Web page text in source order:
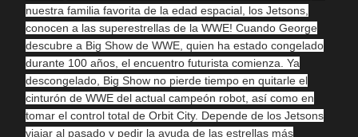
nuestra familia favorita de la edad espacial, los Jetsons,
conocen a las superestrellas de la WWE! Cuando George
descubre a Big Show de WWE, quien ha estado congelado
durante 100 años, el encuentro futurista comienza. Ya
descongelado, Big Show no pierde tiempo en quitarle el
cinturón de WWE del actual campeón robot, así como en
tomar el control total de Orbit City. Depende de los Jetsons
viajar al pasado y pedir la ayuda de las estrellas más